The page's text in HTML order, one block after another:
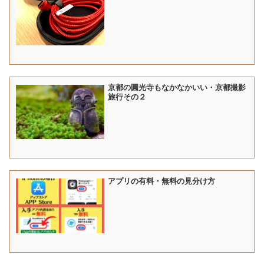
京都の圓光寺もなかなかいい・京都撮影
旅行その２
アプリの有料・無料の見分け方